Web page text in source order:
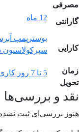
مصرفی
گارانتی 12 ماه
کارایی
بوسترپمپ
زمان
تحویل
5 تا 7 روز کاری
نقد و بررسی‌ها
هنوز بررسی‌ای ثبت